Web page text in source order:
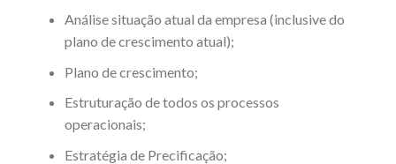
Análise situação atual da empresa (inclusive do
plano de crescimento atual);
Plano de crescimento;
Estruturação de todos os processos
operacionais;
Estratégia de Precificação;